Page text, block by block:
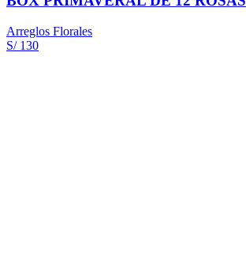
Arreglos Florales
S/ 130